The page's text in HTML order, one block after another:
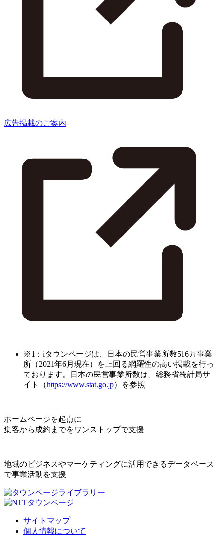
広告掲載のご案内
※1：iタウンページは、日本の民営事業所数516万事業
所（2021年6月現在）を上回る網羅性の高い掲載を行っ
ております。日本の民営事業所数は、総務省統計局サ
イト（https://www.stat.go.jp）を参照
ホームページを起点に
集客から成約までをワンストップで支援
地域のビジネスやマーケティングに活用できるデータベース
で事業活動を支援
サイトマップ
個人情報について